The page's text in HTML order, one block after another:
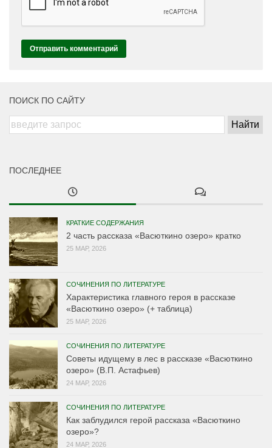
ПОИСК ПО САЙТУ
ПОСЛЕДНЕЕ
КРАТКИЕ СОДЕРЖАНИЯ
2 часть рассказа «Васюткино озеро» кратко
25 МАР, 2026
СОЧИНЕНИЯ ПО ЛИТЕРАТУРЕ
Характеристика главного героя в рассказе
«Васюткино озеро» (+ таблица)
25 МАР, 2026
СОЧИНЕНИЯ ПО ЛИТЕРАТУРЕ
Советы идущему в лес в рассказе «Васюткино
озеро» (В.П. Астафьев)
24 МАР, 2026
СОЧИНЕНИЯ ПО ЛИТЕРАТУРЕ
Как заблудился герой рассказа «Васюткино
озеро»?
24 МАР, 2026